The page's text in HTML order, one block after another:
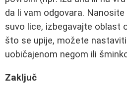
da li vam odgovara.
suvo lice, izbegavajte oblast
što se upije, možete
uobičajenom negom ili
Zaključ